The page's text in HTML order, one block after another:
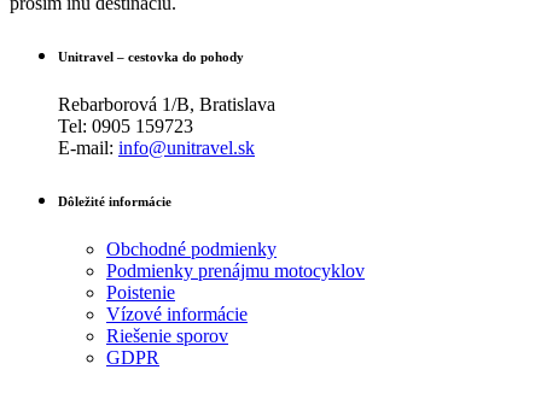
Unitravel – cestovka do pohody
Rebarborová 1/B, Bratislava
Tel: 0905 159723
E-mail: info@unitravel.sk
Dôležité informácie
Obchodné podmienky
Podmienky prenájmu motocyklov
Poistenie
Vízové informácie
Riešenie sporov
GDPR